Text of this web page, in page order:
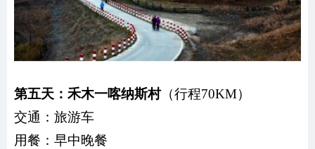
第五天：禾木一喀纳斯村（行程70KM）
交通： 旅游车
用餐： 早中晚餐